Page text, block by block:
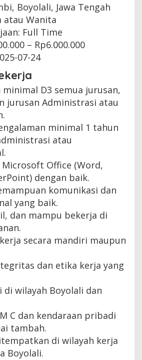
Boyolali, Jawa Tengah
atau Wanita
Full Time
– Rp6.000.000
07-24
minimal D3 semua jurusan,
jurusan Administrasi atau
minimal 1 tahun
atau
Microsoft Office (Word,
dengan baik.
komunikasi dan
yang baik.
dan mampu bekerja di
secara mandiri maupun
dan etika kerja yang
di wilayah Boyolali dan
C dan kendaraan pribadi
tambah.
di wilayah kerja
Boyolali.